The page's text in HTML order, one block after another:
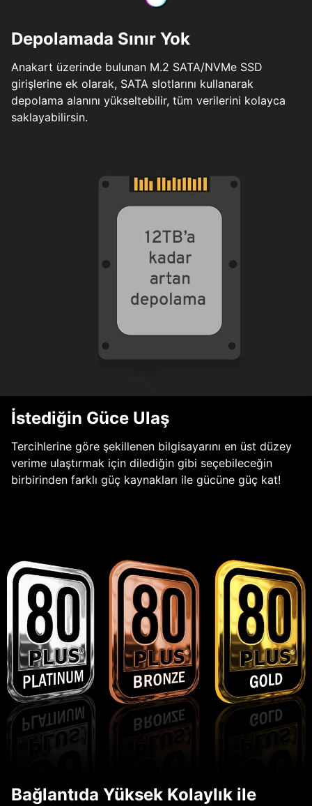
Depolamada Sınır Yok
Anakart üzerinde bulunan M.2 SATA/NVMe SSD
girişlerine ek olarak, SATA slotlarını kullanarak
depolama alanını yükseltebilir, tüm verilerini kolayca
saklayabilirsin.
İstediğin Güce Ulaş
Tercihlerine göre şekillenen bilgisayarını en üst düzey
verime ulaştırmak için dilediğin gibi seçebileceğin
birbirinden farklı güç kaynakları ile gücüne güç kat!
Bağlantıda Yüksek Kolaylık ile